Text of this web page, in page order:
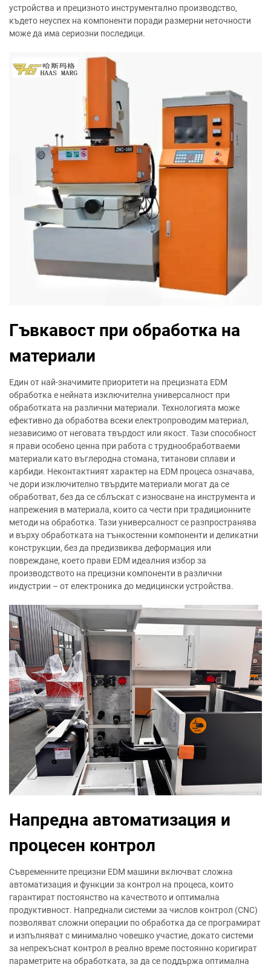
устройства и прецизното инструментално производство,
където неуспех на компоненти поради размерни неточности
може да има сериозни последици.
Гъвкавост при обработка на
материали
Един от най-значимите приоритети на прецизната EDM
обработка е нейната изключителна универсалност при
обработката на различни материали. Технологията може
ефективно да обработва всеки електропроводим материал,
независимо от неговата твърдост или якост. Тази способност
я прави особено ценна при работа с труднообработваеми
материали като въглеродна стомана, титанови сплави и
карбиди. Неконтактният характер на EDM процеса означава,
че дори изключително твърдите материали могат да се
обработват, без да се сблъскат с износване на инструмента и
напрежения в материала, които са чести при традиционните
методи на обработка. Тази универсалност се разпространява
и върху обработката на тънкостенни компоненти и деликатни
конструкции, без да предизвиква деформация или
повреждане, което прави EDM идеалния избор за
производството на прецизни компоненти в различни
индустрии – от електроника до медицински устройства.
Напредна автоматизация и
процесен контрол
Съвременните прецизни EDM машини включват сложна
автоматизация и функции за контрол на процеса, които
гарантират постоянство на качеството и оптимална
продуктивност. Напреднали системи за числов контрол (CNC)
позволяват сложни операции по обработка да се програмират
и изпълняват с минимално човешко участие, докато системи
за непрекъснат контрол в реално време постоянно коригират
параметрите на обработката, за да се поддържа оптимална